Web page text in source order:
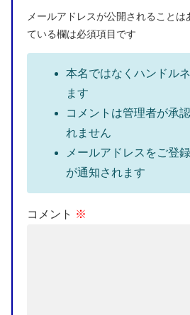
メールアドレスが公開されることは
ている欄は必須項目です
本名ではなくハンドル
ます
コメントは管理者が承
れません
メールアドレスをご登
が通知されます
コメント ※